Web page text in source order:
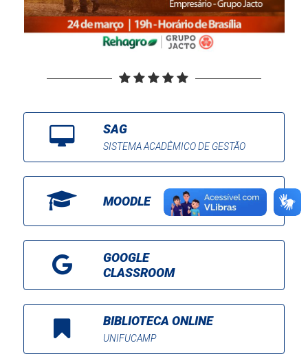
SAG
SISTEMA ACADÊMICO DE GESTÃO
MOODLE
GOOGLE
CLASSROOM
BIBLIOTECA ONLINE
UNIFUCAMP